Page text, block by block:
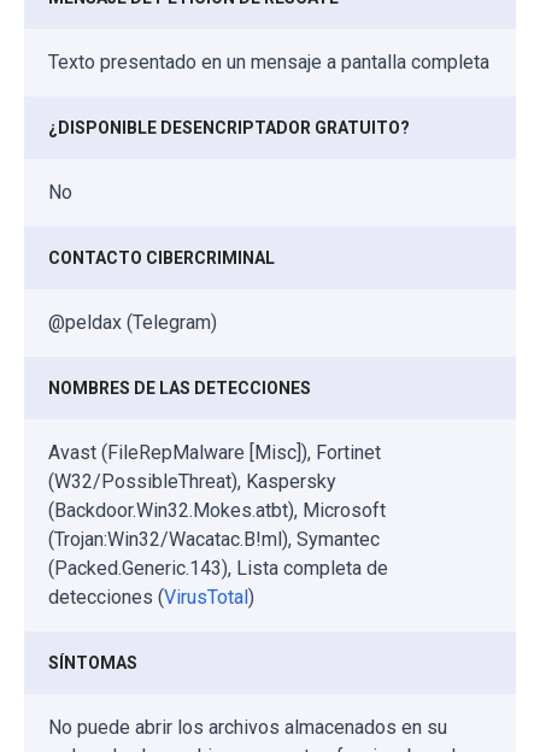
Texto presentado en un mensaje a pantalla completa
¿DISPONIBLE DESENCRIPTADOR GRATUITO?
No
CONTACTO CIBERCRIMINAL
@peldax (Telegram)
NOMBRES DE LAS DETECCIONES
Avast (FileRepMalware [Misc]), Fortinet
(W32/PossibleThreat), Kaspersky
(Backdoor.Win32.Mokes.atbt), Microsoft
(Trojan:Win32/Wacatac.B!ml), Symantec
(Packed.Generic.143), Lista completa de
detecciones (VirusTotal)
SÍNTOMAS
No puede abrir los archivos almacenados en su